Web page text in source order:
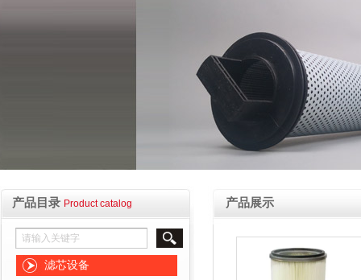
产品目录 Product catalog
滤芯设备
产品展示